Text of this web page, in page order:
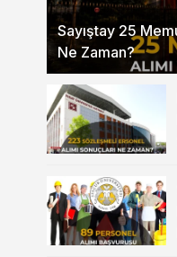
Sayıştay 25
Ne Zaman?